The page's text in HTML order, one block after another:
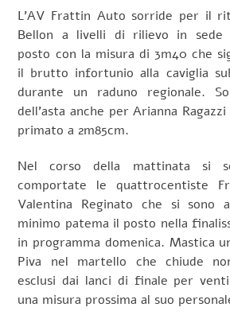
L’AV Frattin Auto sorride per il
Bellon a livelli di rilievo in sede
posto con la misura di 3m40 che
il brutto infortunio alla caviglia
durante un raduno regionale.
dell’asta anche per Arianna
primato a 2m85cm.
Nel corso della mattinata si
comportate le quattrocentiste
Valentina Reginato che si sono
minimo patema il posto nella
in programma domenica. Mastica
Piva nel martello che chiude
esclusi dai lanci di finale per
una misura prossima al suo